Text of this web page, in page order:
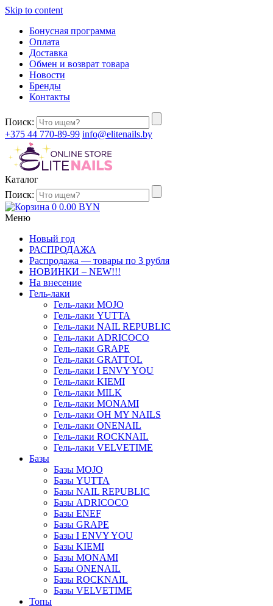
Skip to content
Бонусная программа
Оплата
Доставка
Обмен и возврат товара
Новости
Бренды
Контакты
Поиск:
+375 44 770-89-99 info@elitenails.by
Каталог
Поиск:
0 0.00 BYN
Меню
Новый год
РАСПРОДАЖА
Распродажа — товары по 3 рубля
НОВИНКИ – NEW!!!
На внесение
Гель-лаки
Гель-лаки MOJO
Гель-лаки YUTTA
Гель-лаки NAIL REPUBLIC
Гель-лаки ADRICOCO
Гель-лаки GRAPE
Гель-лаки GRATTOL
Гель-лаки I ENVY YOU
Гель-лаки KIEMI
Гель-лаки MILK
Гель-лаки MONAMI
Гель-лаки OH MY NAILS
Гель-лаки ONENAIL
Гель-лаки ROCKNAIL
Гель-лаки VELVETIME
Базы
Базы MOJO
Базы YUTTA
Базы NAIL REPUBLIC
Базы ADRICOCO
Базы ENEF
Базы GRAPE
Базы I ENVY YOU
Базы KIEMI
Базы MONAMI
Базы ONENAIL
Базы ROCKNAIL
Базы VELVETIME
Топы